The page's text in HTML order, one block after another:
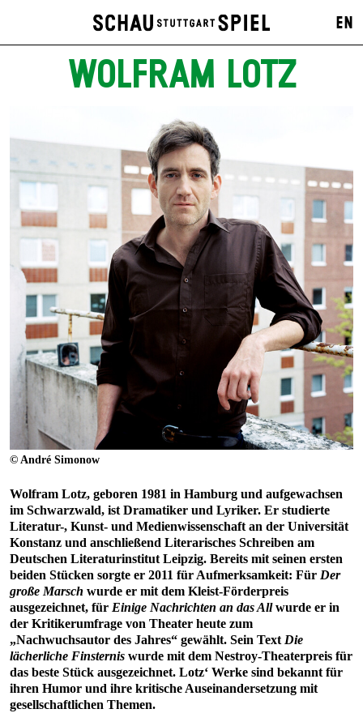
EN
WOLFRAM LOTZ
© André Simonow
Wolfram Lotz, geboren 1981 in Hamburg und aufgewachsen
im Schwarzwald, ist Dramatiker und Lyriker. Er studierte
Literatur-, Kunst- und Medienwissenschaft an der Universität
Konstanz und anschließend Literarisches Schreiben am
Deutschen Literaturinstitut Leipzig. Bereits mit seinen ersten
beiden Stücken sorgte er 2011 für Aufmerksamkeit: Für Der
große Marsch wurde er mit dem Kleist-Förderpreis
ausgezeichnet, für Einige Nachrichten an das Allwurde er in
der Kritikerumfrage von Theater heute zum
„Nachwuchsautor des Jahres“ gewählt. Sein Text Die
lächerliche Finsternis wurde mit dem Nestroy-Theaterpreis für
das beste Stück ausgezeichnet. Lotz‘ Werke sind bekannt für
ihren Humor und ihre kritische Auseinandersetzung mit
gesellschaftlichen Themen.